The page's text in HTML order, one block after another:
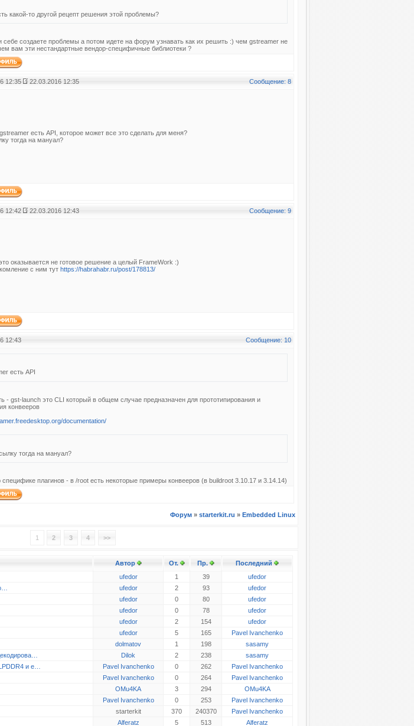
какой-то другой рецепт решения этой проблемы?
себе создаете проблемы а потом идете на форум узнавать как их решить :) чем gstreamer не
вам эти нестандартные вендор-специфичные библиотеки ?
12:35 22.03.2016 12:35 Сообщение: 8
есть API, которое может все это сделать для меня?
тогда на мануал?
12:42 22.03.2016 12:43 Сообщение: 9
оказывается не готовое решение а целый FrameWork :)
с ним тут https://habrahabr.ru/post/178813/
12:43 Сообщение: 10
есть API
- gst-launch это CLI который в общем случае предназначен для прототипирования и
конвееров
documentation/
тогда на мануал?
специфике плагинов - в /root есть некоторые примеры конвееров (в buildroot 3.10.17 и 3.14.14)
Форум » starterkit.ru » Embedded Linux
1 2 3 4 >>
Автор От. Пр.
Последний
ufedor 1 39
ufedor
ufedor 2 93
ufedor
ufedor 0 80
ufedor
ufedor 0 78
ufedor
ufedor 2 154
ufedor
ufedor 5 165
Pavel Ivanchenko
dolmatov 1 198
sasamy
Dilok 2 238
sasamy
и e…
Pavel Ivanchenko 0 262
Pavel Ivanchenko
Pavel Ivanchenko 0 264
Pavel Ivanchenko
OMu4KA 3 294
OMu4KA
Pavel Ivanchenko 0 253
Pavel Ivanchenko
starterkit 370 240370
Pavel Ivanchenko
Alferatz 5 513 Alferatz